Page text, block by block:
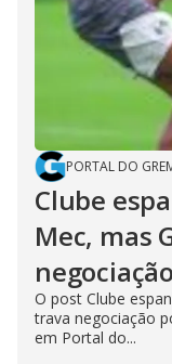
PORTAL DO
Clube
Mec, mas
O post Clube
trava negociação
em Portal do...